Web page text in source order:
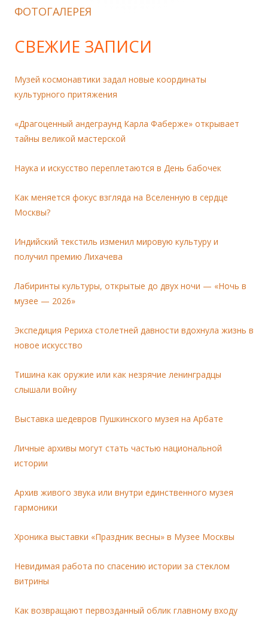
ФОТОГАЛЕРЕЯ
СВЕЖИЕ ЗАПИСИ
Музей космонавтики задал новые координаты
культурного притяжения
«Драгоценный андеграунд Карла Фаберже» открывает
тайны великой мастерской
Наука и искусство переплетаются в День бабочек
Как меняется фокус взгляда на Вселенную в сердце
Москвы?
Индийский текстиль изменил мировую культуру и
получил премию Лихачева
Лабиринты культуры, открытые до двух ночи — «Ночь в
музее — 2026»
Экспедиция Рериха столетней давности вдохнула жизнь в
новое искусство
Тишина как оружие или как незрячие ленинградцы
слышали войну
Выставка шедевров Пушкинского музея на Арбате
Личные архивы могут стать частью национальной
истории
Архив живого звука или внутри единственного музея
гармоники
Хроника выставки «Праздник весны» в Музее Москвы
Невидимая работа по спасению истории за стеклом
витрины
Как возвращают первозданный облик главному входу